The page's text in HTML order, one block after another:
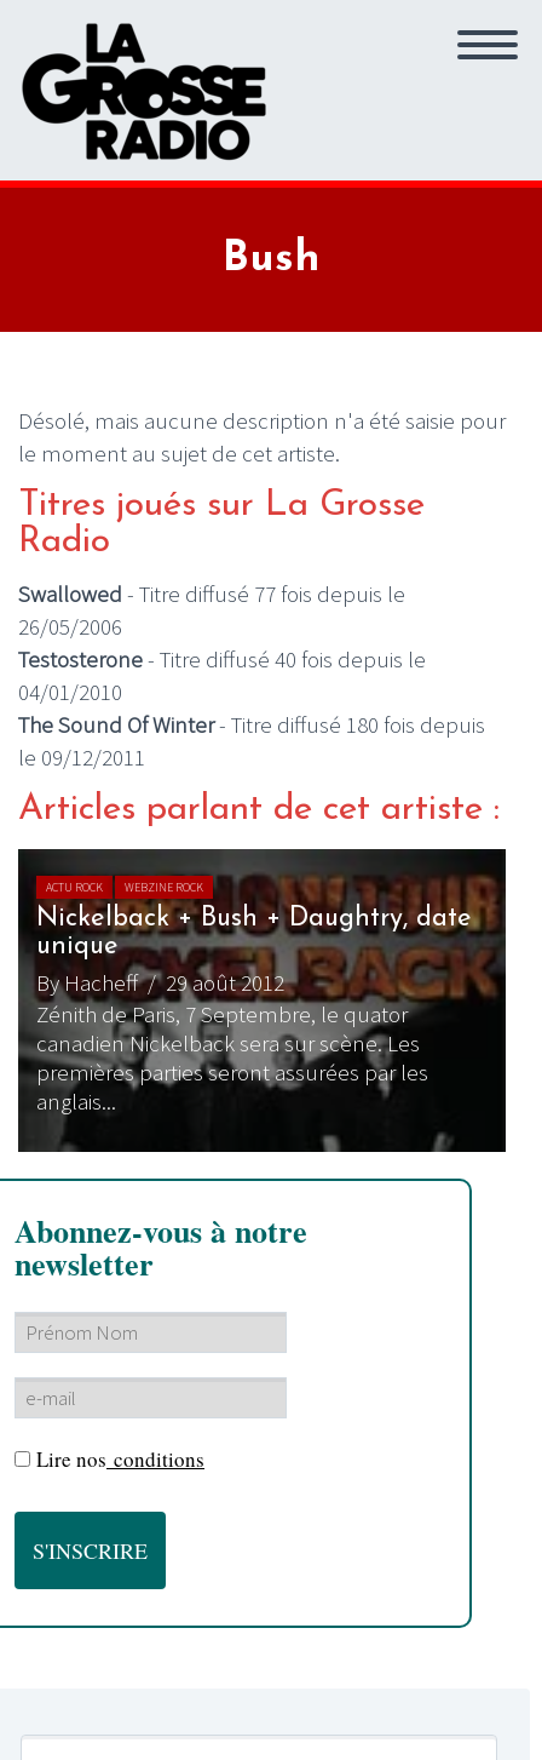
Bush
Désolé, mais aucune description n'a été saisie pour
le moment au sujet de cet artiste.
Titres joués sur La Grosse
Radio
Swallowed - Titre diffusé 77 fois depuis le
26/05/2006
Testosterone- Titre diffusé 40 fois depuis le
04/01/2010
The Sound Of Winter- Titre diffusé 180 fois depuis
le 09/12/2011
Articles parlant de cet artiste :
ACTU ROCK WEBZINE ROCK
Nickelback + Bush + Daughtry, date
unique
By Hacheff/ 29 août 2012
Zénith de Paris, 7 Septembre, le quator
canadien Nickelback sera sur scène. Les
premières parties seront assurées par les
anglais...
Abonnez-vous à notre
newsletter
Lire nos conditions